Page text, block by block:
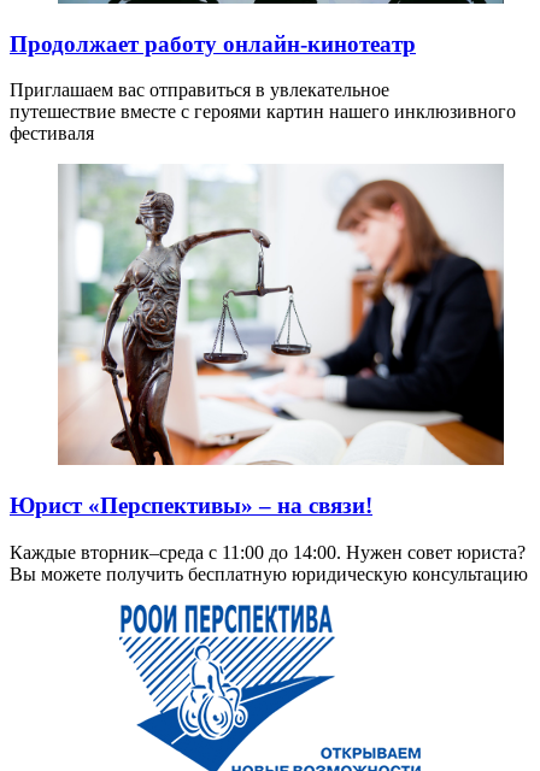
Продолжает работу онлайн-кинотеатр
Приглашаем вас отправиться в увлекательное
путешествие вместе с героями картин нашего инклюзивного
фестиваля
Юрист «Перспективы» – на связи!
Каждые вторник–среда с 11:00 до 14:00. Нужен совет юриста?
Вы можете получить бесплатную юридическую консультацию